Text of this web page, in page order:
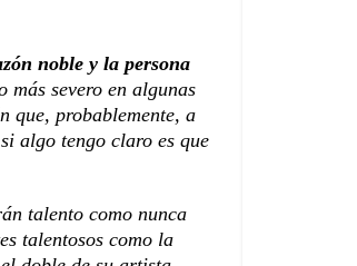
noble y la persona
más severo en algunas
que, probablemente, a
algo tengo claro es que
talento como nunca
talentosos como la